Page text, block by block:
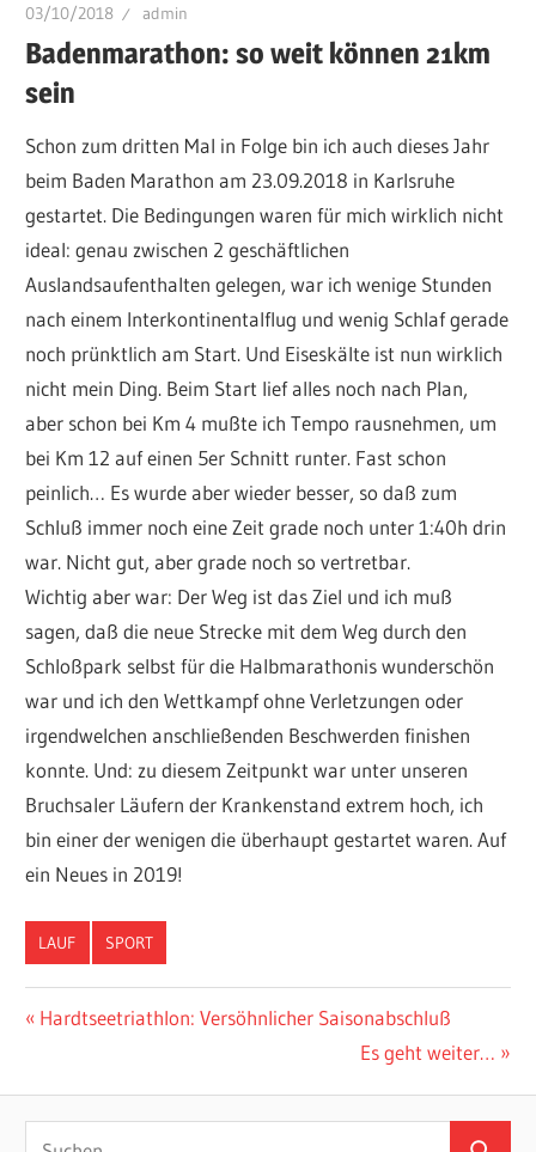
03/10/2018 admin
Badenmarathon: so weit können 21km
sein
Schon zum dritten Mal in Folge bin ich auch dieses Jahr
beim Baden Marathon am 23.09.2018 in Karlsruhe
gestartet. Die Bedingungen waren für mich wirklich nicht
ideal: genau zwischen 2 geschäftlichen
Auslandsaufenthalten gelegen, war ich wenige Stunden
nach einem Interkontinentalflug und wenig Schlaf gerade
noch prünktlich am Start. Und Eiseskälte ist nun wirklich
nicht mein Ding. Beim Start lief alles noch nach Plan,
aber schon bei Km 4 mußte ich Tempo rausnehmen, um
bei Km 12 auf einen 5er Schnitt runter. Fast schon
peinlich… Es wurde aber wieder besser, so daß zum
Schluß immer noch eine Zeit grade noch unter 1:40h drin
war. Nicht gut, aber grade noch so vertretbar.
Wichtig aber war: Der Weg ist das Ziel und ich muß
sagen, daß die neue Strecke mit dem Weg durch den
Schloßpark selbst für die Halbmarathonis wunderschön
war und ich den Wettkampf ohne Verletzungen oder
irgendwelchen anschließenden Beschwerden finishen
konnte. Und: zu diesem Zeitpunkt war unter unseren
Bruchsaler Läufern der Krankenstand extrem hoch, ich
bin einer der wenigen die überhaupt gestartet waren. Auf
ein Neues in 2019!
LAUF SPORT
Beitragsnavigation
Vorheriger
Hardtseetriathlon: Versöhnlicher Saisonabschluß
Nächster
Es geht weiter…
Suchen